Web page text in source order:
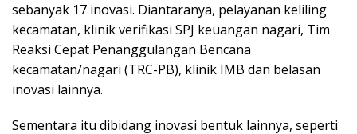
sebanyak 17 inovasi. Diantaranya, pelayanan keliling
kecamatan, klinik verifikasi SPJ keuangan nagari, Tim
Reaksi Cepat Penanggulangan Bencana
kecamatan/nagari (TRC-PB), klinik IMB dan belasan
inovasi lainnya.
Sementara itu dibidang inovasi bentuk lainnya, seperti